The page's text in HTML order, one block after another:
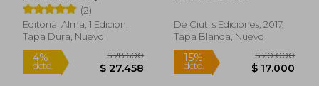
(2)
Editorial Alma, 1 Edición,
Tapa Dura, Nuevo
De Ciutiis Ediciones, 2017,
Tapa Blanda, Nuevo